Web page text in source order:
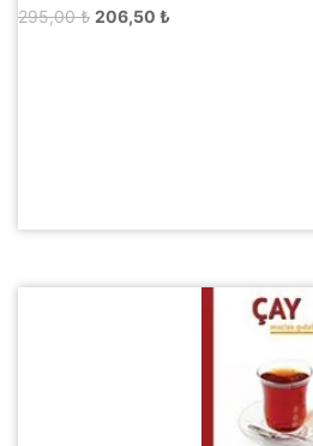
295,00₺ Orijinal
206,50 ₺Şu